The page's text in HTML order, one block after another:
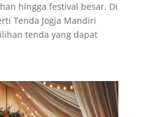
hingga festival besar. Di
Tenda Jogja Mandiri
tenda yang dapat